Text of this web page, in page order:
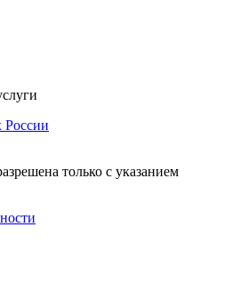
России
только с указанием